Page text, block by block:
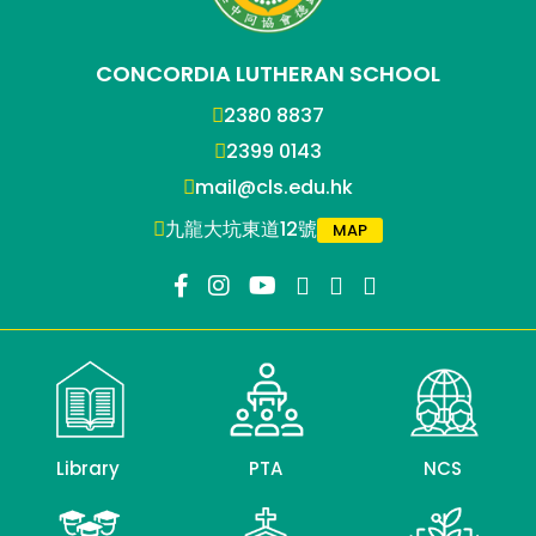
CONCORDIA LUTHERAN SCHOOL
2380 8837
2399 0143
mail@cls.edu.hk
九龍大坑東道12號
MAP
Library PTA NCS